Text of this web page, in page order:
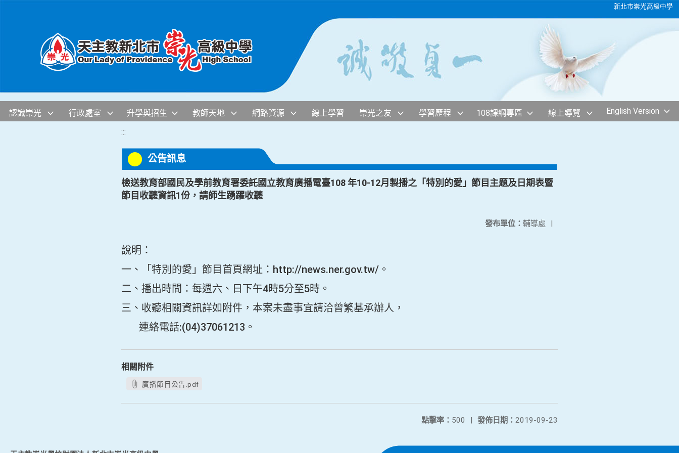
新北市崇光高級中學
認識崇光 行政處室 升學與招生 教師天地 網路資源 線上學習 崇光之友 學習歷程 108課綱專區 線上導覽 English Version
:::
公告訊息
檢送教育部國民及學前教育署委託國立教育廣播電臺108 年10-12月製播之「特別的愛」節目主題及日期表暨
節目收聽資訊1份，請師生踴躍收聽
發布單位： 輔導處 |
說明：
一、「特別的愛」節目首頁網址：http://news.ner.gov.tw/。
二、播出時間：每週六、日下午4時5分至5時。
三、收聽相關資訊詳如附件，本案未盡事宜請洽曾繁基承辦人，
連絡電話:(04)37061213。
相關附件
廣播節目公告.pdf
發佈日期： 2019-09-23
點擊率： 500 |